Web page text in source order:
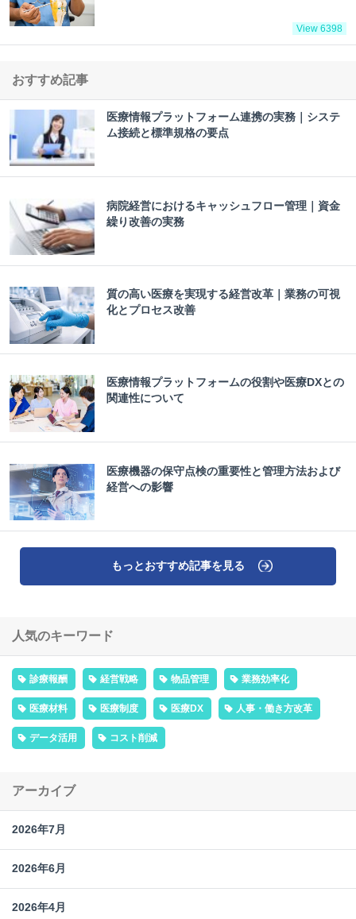
View 6398
おすすめ記事
医療情報プラットフォーム連携の実務｜システ
ム接続と標準規格の要点
病院経営におけるキャッシュフロー管理｜資金
繰り改善の実務
質の高い医療を実現する経営改革｜業務の可視
化とプロセス改善
医療情報プラットフォームの役割や医療DXとの
関連性について
医療機器の保守点検の重要性と管理方法および
経営への影響
もっとおすすめ記事を見る
人気のキーワード
診療報酬 経営戦略 物品管理 業務効率化
医療材料 医療制度 医療DX 人事・働き方改革
データ活用 コスト削減
アーカイブ
2026年7月
2026年6月
2026年4月